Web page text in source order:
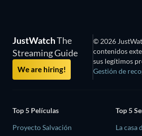
JustWatchThe
Streaming Guide
We are hiring!
© 2026
contenidos
sus legítimos
Gestión de
Top 5 Películas
Proyecto Salvación
Top 5
La casa